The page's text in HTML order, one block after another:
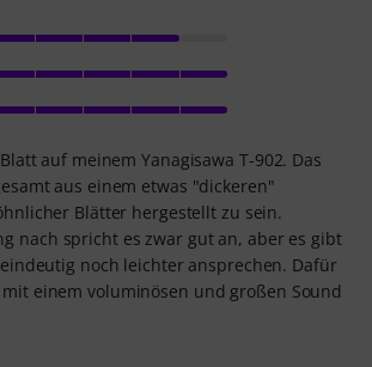
auf meinem Yanagisawa T-902. Das
aus einem etwas "dickeren"
Blätter hergestellt zu sein.
nach spricht es zwar gut an, aber es gibt
noch leichter ansprechen. Dafür
einem voluminösen und großen Sound